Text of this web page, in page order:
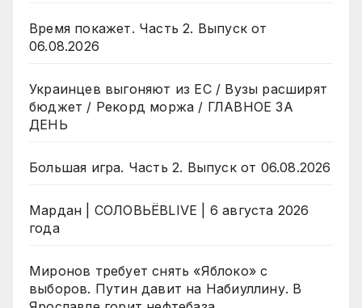
Время покажет. Часть 2. Выпуск от
06.08.2026
Украинцев выгоняют из ЕС / Вузы расширят
бюджет / Рекорд моржа / ГЛАВНОЕ ЗА
ДЕНЬ
Большая игра. Часть 2. Выпуск от 06.08.2026
Мардан | СОЛОВЬЁВLIVE | 6 августа 2026
года
Миронов требует снять «Яблоко» с
выборов. Путин давит на Набиуллину. В